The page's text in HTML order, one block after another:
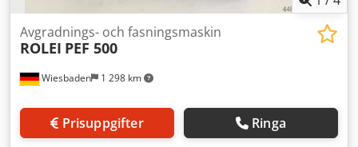
Wiesbaden 1 298 km
Avgradnings- och fasningsmaskin
ROLEI PEF 500
Prisuppgifter Ringa